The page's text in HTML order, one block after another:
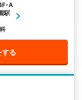
A
駅
する